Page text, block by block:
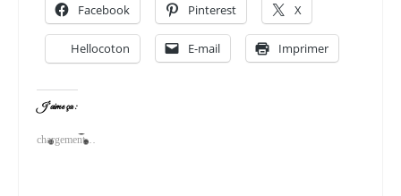
Facebook Pinterest X
Hellocoton E-mail Imprimer
J’aime ça :
chargement…